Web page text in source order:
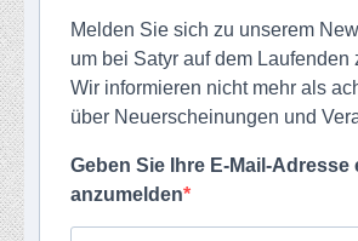
Melden Sie sich zu unserem
um bei Satyr auf dem Laufenden
Wir informieren nicht mehr als
über Neuerscheinungen und
Geben Sie Ihre E-Mail-Adresse
anzumelden